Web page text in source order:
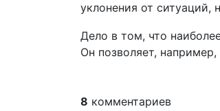
уклонения от ситуаций,
Дело в том, что
Он позволяет,
8 комментариев